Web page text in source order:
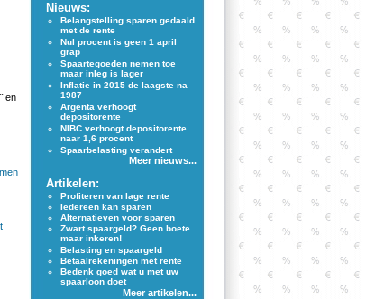
en
Nieuws:
Belangstelling sparen gedaald
met de rente
Nul procent is geen 1 april
grap
Spaartegoeden nemen toe
maar inleg is lager
Inflatie in 2015 de laagste na
1987
Argenta verhoogt
depositorente
NIBC verhoogt depositorente
naar 1,6 procent
Spaarbelasting verandert
Meer nieuws...
Artikelen:
Profiteren van lage rente
Iedereen kan sparen
Alternatieven voor sparen
Zwart spaargeld? Geen boete
maar inkeren!
Belasting en spaargeld
Betaalrekeningen met rente
Bedenk goed wat u met uw
spaarloon doet
Meer artikelen...